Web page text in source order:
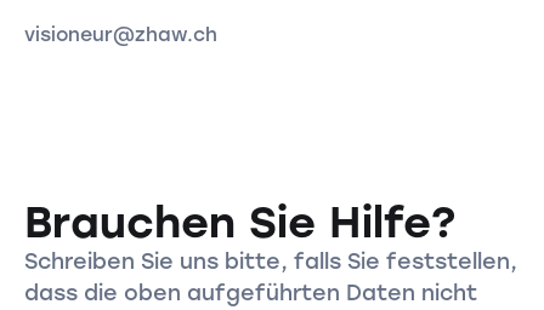
visioneur@zhaw.ch
Brauchen Sie Hilfe?
Schreiben Sie uns bitte, falls Sie feststellen,
dass die oben aufgeführten Daten nicht